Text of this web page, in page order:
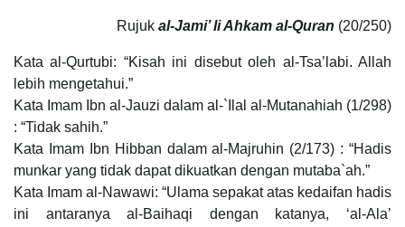
Rujuk al-Jami’ li Ahkam al-Quran (20/250)
Kata al-Qurtubi: “Kisah ini disebut oleh al-Tsa’labi. Allah
lebih mengetahui.”
Kata Imam Ibn al-Jauzi dalam al-`Ilal al-Mutanahiah (1/298)
: “Tidak sahih.”
Kata Imam Ibn Hibban dalam al-Majruhin (2/173) : “Hadis
munkar yang tidak dapat dikuatkan dengan mutaba`ah.”
Kata Imam al-Nawawi: “Ulama sepakat atas kedaifan hadis
ini antaranya al-Baihaqi dengan katanya, ‘al-Ala’